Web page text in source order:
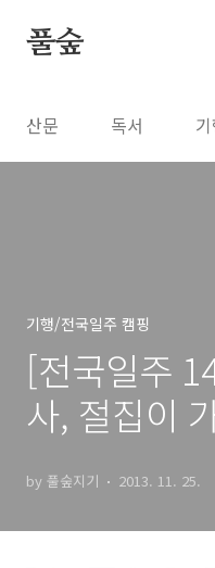
풀숲
산문 독서
기행/전국일주 캠핑
[전국일주
사, 절집이
by 풀숲지기 2013. 11. 25.